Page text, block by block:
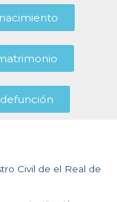
Civil de el Real de